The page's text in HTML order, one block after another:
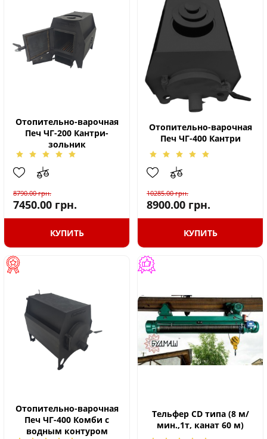
Отопительно-варочная
Печ ЧГ-200 Кантри-
зольник
8790.00грн.
7450.00 грн.
КУПИТЬ
Отопительно-варочная
Печ ЧГ-400 Кантри
10285.00грн.
8900.00 грн.
КУПИТЬ
Отопительно-варочная
Печ ЧГ-400 Комби с
водным контуром
Тельфер CD типа (8 м/
мин.,1т, канат 60 м)